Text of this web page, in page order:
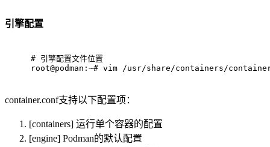
引擎配置
# 引擎配置文件位置
root@podman:~# vim /usr/share/containers/
container.conf支持以下配置项：
[containers] 运行单个容器的配置
[engine] Podman的默认配置